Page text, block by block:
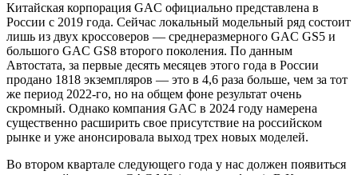
Китайская корпорация GAC официально представлена в
России с 2019 года. Сейчас локальный модельный ряд состоит
лишь из двух кроссоверов — среднеразмерного GAC GS5 и
большого GAC GS8 второго поколения. По данным
Автостата, за первые десять месяцев этого года в России
продано 1818 экземпляров — это в 4,6 раза больше, чем за тот
же период 2022-го, но на общем фоне результат очень
скромный. Однако компания GAC в 2024 году намерена
существенно расширить свое присутствие на российском
рынке и уже анонсировала выход трех новых моделей.
Во втором квартале следующего года у нас должен появиться